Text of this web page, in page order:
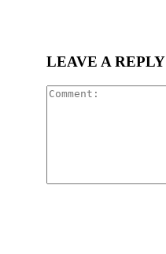
LEAVE A REPLY